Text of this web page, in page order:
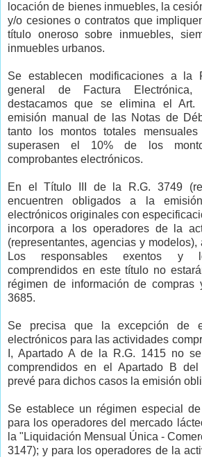
locación de bienes inmuebles, la
y/o cesiones o contratos que
título oneroso sobre inmuebles,
inmuebles urbanos.
Se establecen modificaciones a la
general de Factura
destacamos que se elimina el
emisión manual de las Notas de
tanto los montos totales
superasen el 10% de los
comprobantes electrónicos.
En el Título III de la R.G. 3749
encuentren obligados a la
electrónicos originales con
incorpora a los operadores de la
(representantes, agencias y modelos),
Los responsables exentos y
comprendidos en este título no
régimen de información de
3685.
Se precisa que la excepción de
electrónicos para las actividades
I, Apartado A de la R.G. 1415 no
comprendidos en el Apartado B
prevé para dichos casos la emisión
Se establece un régimen especial
para los operadores del mercado
la "Liquidación Mensual Única -
3147); y para los operadores de la